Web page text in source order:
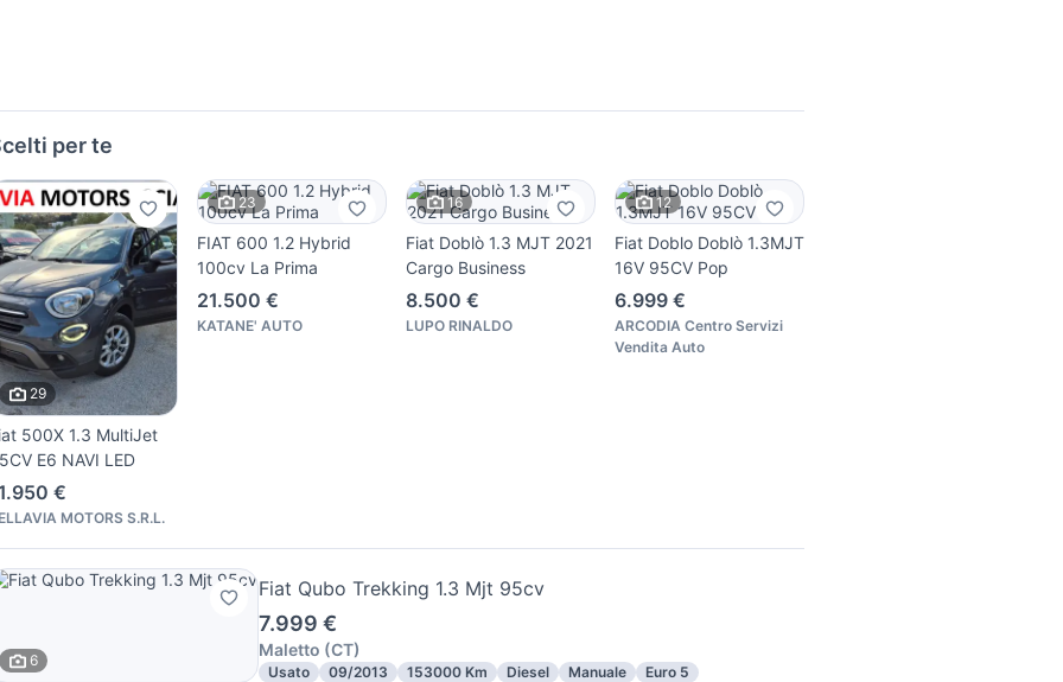
per te
29
500X 1.3 MultiJet
E6 NAVI LED
€
MOTORS S.R.L.
23
FIAT 600 1.2 Hybrid
100cv La Prima
21.500 €
KATANE' AUTO
16
Fiat Doblò 1.3 MJT 2021
Cargo Business
8.500 €
LUPO RINALDO
12
Fiat Doblo Doblò 1.3MJT
16V 95CV Pop
6.999 €
ARCODIA Centro Servizi
Vendita Auto
6
Fiat Qubo Trekking 1.3 Mjt 95cv
7.999 €
Maletto (CT)
Usato 09/2013 153000 Km Diesel Manuale Euro 5